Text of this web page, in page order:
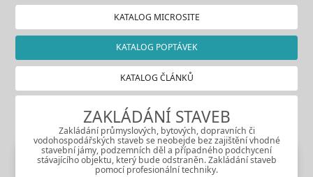
KATALOG MICROSITE
KATALOG POPTÁVEK
KATALOG ČLÁNKŮ
ZAKLÁDÁNÍ STAVEB
Zakládání průmyslových, bytových, dopravních či
vodohospodářských staveb se neobejde bez zajištění vhodné
stavební jámy, podzemních děl a případného podchycení
stávajícího objektu, který bude odstraněn. Zakládání staveb
pomocí profesionální techniky.